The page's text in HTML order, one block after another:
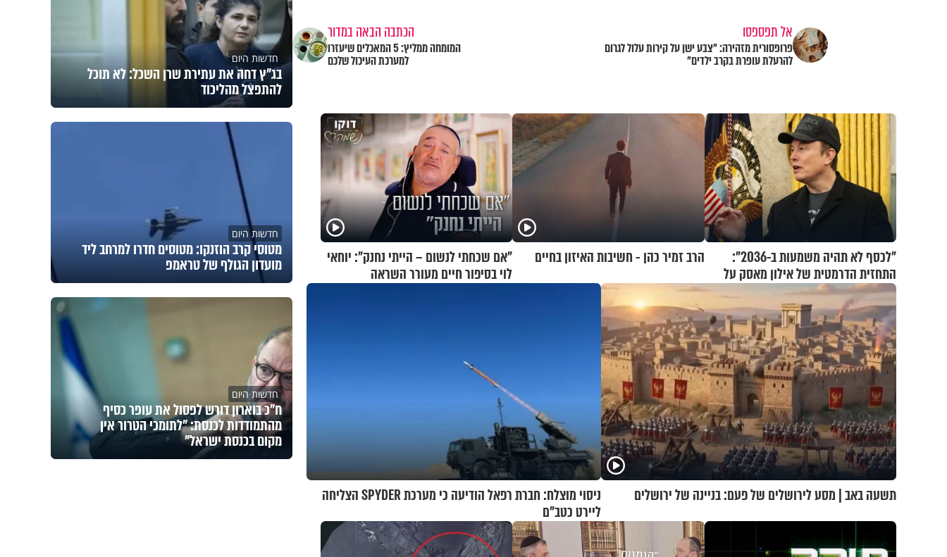
אל תפספסו
פרופסורית מזהירה: "צבע ישן על קירות עלול לגרום
להרעלת עופרת בקרב ילדים"
הכתבה הבאה במדור
המומחה ממליץ: 5 המאכלים שיעזרו
למערכת העיכול שלכם
"לכסף לא תהיה משמעות ב-2036":
התחזית הדרמטית של אילון מאסק על
עתיד הכלכלה
הרב זמיר כהן - חשיבות האיזון בחיים
"אם שכחתי לנשום – הייתי נחנק": יוחאי
לוי בסיפור חיים מעורר השראה
תשעה באב | מסע לירושלים של פעם: בניינה של ירושלים
ניסוי מוצלח: חברת רפאל הודיעה כי מערכת SPYDER הצליחה
ליירט כטב"ם
חדשות היום
בג"ץ דחה את עתירת שרן השכל: לא תוכל
להתפצל מהליכוד
חדשות היום
מטוסי קרב הוזנקו: מטוסים חדרו למרחב ליד
מועדון הגולף של טראמפ
חדשות היום
ח״כ בוארון דורש לפסול את עופר כסיף
מהתמודדות לכנסת: "לתומכי הטרור אין
מקום בכנסת ישראל"